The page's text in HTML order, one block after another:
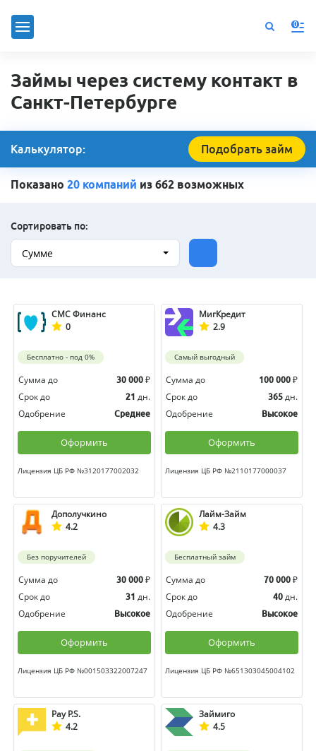
0
Займы через систему контакт в
Санкт-Петербурге
Калькулятор: Подобрать займ
Показано 20 компаний из 662 возможных
Сортировать по:
Сумме
СМС Финанс
0
Бесплатно - под 0%
Сумма до 30 000 ₽
Срок до
21 дн.
Одобрение
Среднее
Оформить
Лицензия ЦБ РФ №3120177002032
МигКредит
2.9
Самый выгодный
Сумма до 100 000 ₽
Срок до
365 дн.
Одобрение
Высокое
Оформить
Лицензия ЦБ РФ №2110177000037
Дополучкино
4.2
Без поручителей
Сумма до 30 000 ₽
Срок до
31 дн.
Одобрение
Высокое
Оформить
Лицензия ЦБ РФ №001503322007247
Лайм-Займ
4.3
Бесплатный займ
Сумма до 70 000 ₽
Срок до
40 дн.
Одобрение
Высокое
Оформить
Лицензия ЦБ РФ №651303045004102
Pay P.S.
4.2
Займиго
4.5